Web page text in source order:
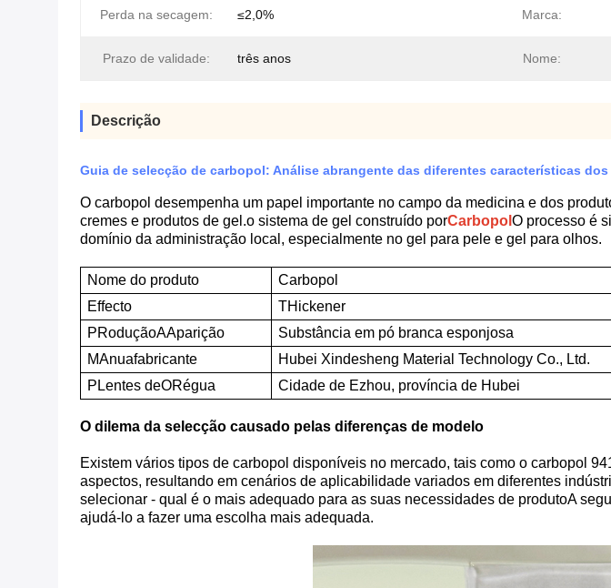
Perda na secagem: ≤2,0% Marca:
Prazo de validade: três anos Nome:
Descrição
Guia de selecção de carbopol: Análise abrangente das diferentes características
O carbopol desempenha um papel importante no campo da medicina e dos
cremes e produtos de gel.o sistema de gel construído porCarbopol O processo é
domínio da administração local, especialmente no gel para pele e gel para olhos.
Nome do produto
Carbopol
Effecto THickener
PRoduçãoAAparição
Substância em pó branca esponjosa
MAnuafabricante
Hubei Xindesheng Material Technology Co., Ltd.
P Lentes deORégua Cidade de Ezhou, província de Hubei
O dilema da selecção causado pelas diferenças de modelo
Existem vários tipos de carbopol disponíveis no mercado, tais como o carbopol
aspectos, resultando em cenários de aplicabilidade variados em diferentes
selecionar - qual é o mais adequado para as suas necessidades de produtoA
ajudá-lo a fazer uma escolha mais adequada.